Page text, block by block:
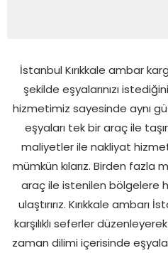
İstanbul Kırıkkale ambar
şekilde eşyalarınızı
hizmetimiz sayesinde aynı
eşyaları tek bir araç ile
maliyetler ile nakliyat
mümkün kılarız. Birden fazla
araç ile istenilen bölgelere
ulaştırırız. Kırıkkale
karşılıklı seferler
zaman dilimi içerisinde